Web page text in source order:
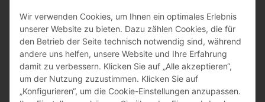
BFT - Autorisierter Fachhändler
Wir verwenden Cookies, um Ihnen ein optimales Erlebnis
unserer Website zu bieten. Dazu zählen Cookies, die für
den Betrieb der Seite technisch notwendig sind, während
andere uns helfen, unsere Website und Ihre Erfahrung
damit zu verbessern. Klicken Sie auf „Alle akzeptieren“,
um der Nutzung zuzustimmen. Klicken Sie auf
„Konfigurieren“, um die Cookie-Einstellungen anzupassen.